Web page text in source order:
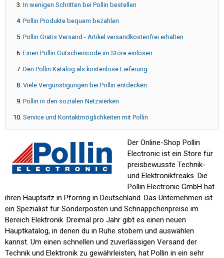
In wenigen Schritten bei Pollin bestellen
Pollin Produkte bequem bezahlen
Pollin Gratis Versand - Artikel versandkostenfrei erhalten
Einen Pollin Gutscheincode im Store einlösen
Den Pollin Katalog als kostenlose Lieferung
Viele Vergünstigungen bei Pollin entdecken
Pollin in den sozialen Netzwerken
Service und Kontaktmöglichkeiten mit Pollin
Der Online-Shop Pollin
Electronic ist ein Store für
preisbewusste Technik-
und Elektronikfreaks. Die
Pollin Electronic GmbH hat
ihren Hauptsitz in Pförring in Deutschland. Das Unternehmen ist
ein Spezialist für Sonderposten und Schnäppchenpreise im
Bereich Elektronik. Dreimal pro Jahr gibt es einen neuen
Hauptkatalog, in denen du in Ruhe stöbern und auswählen
kannst. Um einen schnellen und zuverlässigen Versand der
Technik und Elektronik zu gewährleisten, hat Pollin in ein sehr